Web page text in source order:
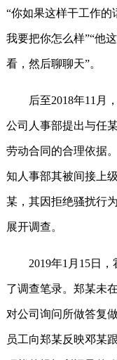
“你如果这样干工作的
我要把你怎么样”“他
看，然后聊聊天”。
后至2018年11月，
公司人事部提出与任
劳动合同的合理依据
知人事部其被间接上
某，其因拒绝骚扰行
展开调查。
2019年1月15日，
了调查笔录。郑某未
对公司询问所做答复
员工向郑某反映邓某